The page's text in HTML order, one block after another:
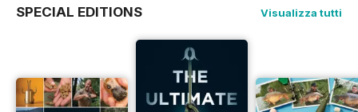
SPECIAL EDITIONS Visualizza tutti